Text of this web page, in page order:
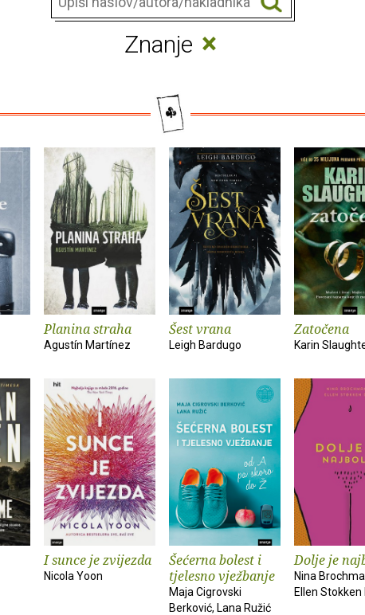
Znanje ×
Planina straha
Agustín Martínez
Šest vrana
Leigh Bardugo
Zatočena
Karin
I sunce je zvijezda
Nicola Yoon
Šećerna bolest i
tjelesno vježbanje
Maja Cigrovski
Berković, Lana Ružić
Dolje je
Nina
Ellen Stokken